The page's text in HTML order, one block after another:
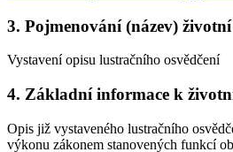
3. Pojmenování (název) životní
Vystavení opisu lustračního osvědčení
4. Základní informace k
Opis již vystaveného lustračního
výkonu zákonem stanovených funkcí